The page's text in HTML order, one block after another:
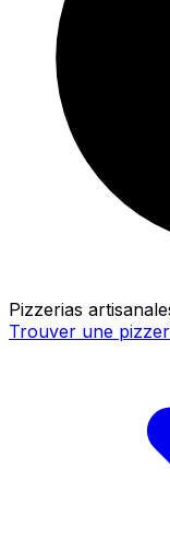
Pizzerias
Trouver une